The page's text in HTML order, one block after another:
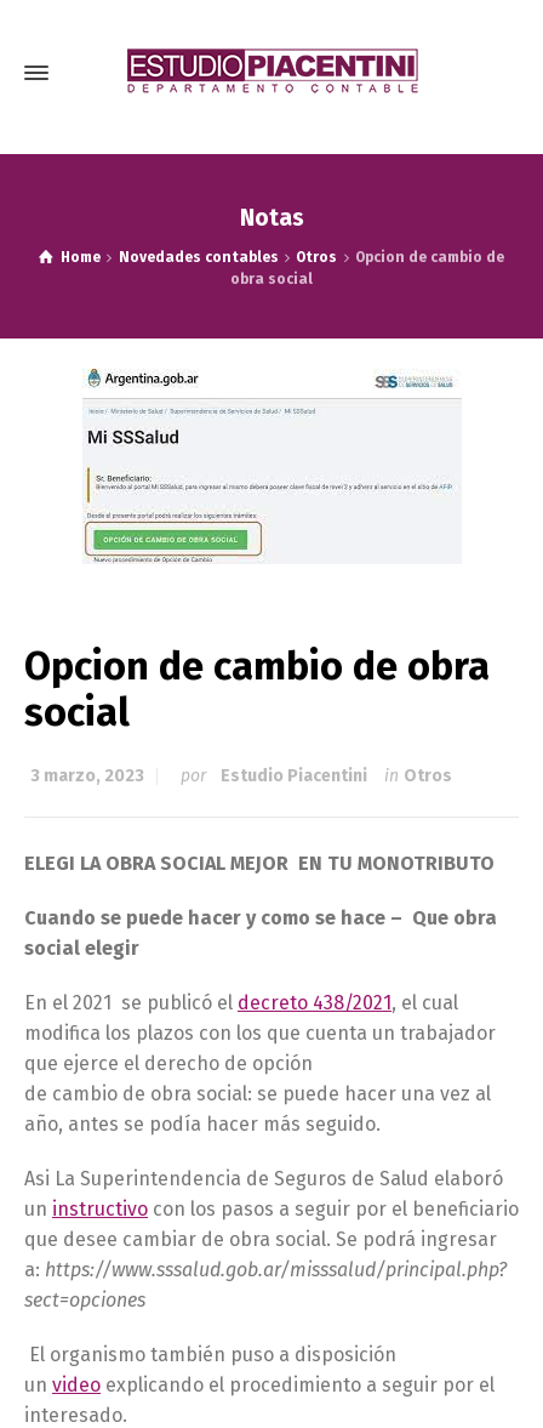
Notas
Home Novedades contables Otros
Opcion de cambio de
obra social
Opcion de cambio de obra
social
3 marzo, 2023 por Estudio Piacentini in Otros
ELEGI LA OBRA SOCIAL MEJOR EN TU MONOTRIBUTO
Cuando se puede hacer y como se hace – Que obra
social elegir
En el 2021 se publicó el decreto 438/2021, el cual
modifica los plazos con los que cuenta un trabajador
que ejerce el derecho de opción
de cambio de obra social: se puede hacer una vez al
año, antes se podía hacer más seguido.
Asi La Superintendencia de Seguros de Salud elaboró
un instructivo con los pasos a seguir por el beneficiario
que desee cambiar de obra social. Se podrá ingresar
a: https://www.sssalud.gob.ar/misssalud/principal.php?
sect=opciones
El organismo también puso a disposición
un video explicando el procedimiento a seguir por el
interesado.